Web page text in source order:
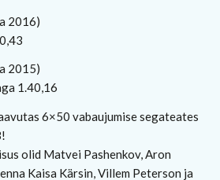
2016)
2015)
1.40,16
6×50 vabaujumise segateates
olid Matvei Pashenkov, Aron
Kaisa Kärsin, Villem Peterson ja